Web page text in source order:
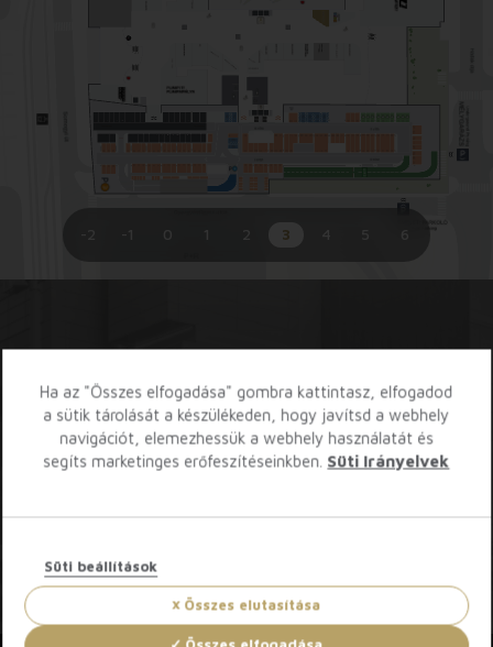
ínycsiklandozó lesz minden Jonoyogo kehely, az a
végtelen variációban "rakható" toppingok/feltétek
bőséges tárháza: friss gyümölcsök, öntetek, száraz
toppingok (grillázs, kókusz, mandula, mogyoró reszelék
stb.), csokicseppek, cukorkák (zizi, smarties vagy éppen
francia drazsé), és a gyerekek örömére gumicukrok, és
persze tejszínhab, roletti, macaron, vagy éppen mini
-1 0 1 3 6
Ha az "Összes elfogadása" gombra kattintasz, elfogadod
a sütik tárolását a készülékeden, hogy javítsd a webhely
navigációt, elemezhessük a webhely használatát és
segíts marketinges erőfeszítéseinkben. Süti Irányelvek
Összes elutasítása
Süti beállítások